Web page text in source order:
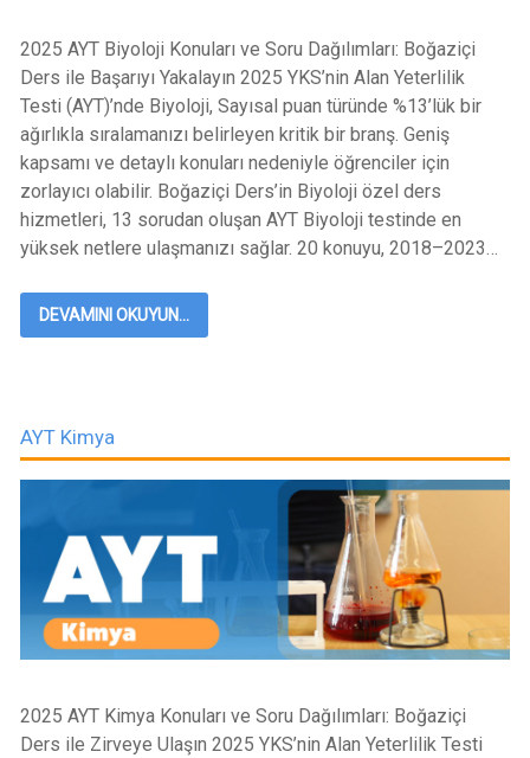
2025 AYT Biyoloji Konuları ve Soru Dağılımları: Boğaziçi
Ders ile Başarıyı Yakalayın 2025 YKS’nin Alan Yeterlilik
Testi (AYT)’nde Biyoloji, Sayısal puan türünde %13’lük bir
ağırlıkla sıralamanızı belirleyen kritik bir branş. Geniş
kapsamı ve detaylı konuları nedeniyle öğrenciler için
zorlayıcı olabilir. Boğaziçi Ders’in Biyoloji özel ders
hizmetleri, 13 sorudan oluşan AYT Biyoloji testinde en
yüksek netlere ulaşmanızı sağlar. 20 konuyu, 2018–2023…
DEVAMINI OKUYUN...
AYT Kimya
2025 AYT Kimya Konuları ve Soru Dağılımları: Boğaziçi
Ders ile Zirveye Ulaşın 2025 YKS’nin Alan Yeterlilik Testi